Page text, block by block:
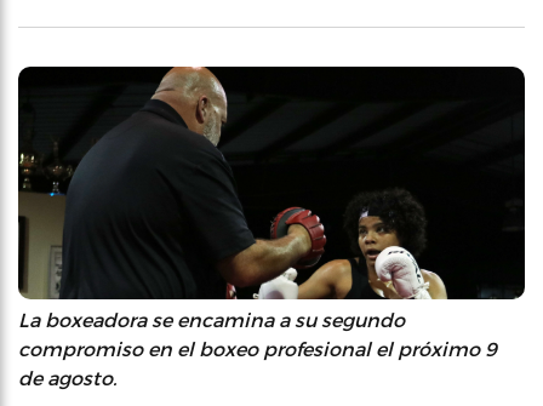
La boxeadora se encamina a su segundo
compromiso en el boxeo profesional el próximo 9
de agosto.